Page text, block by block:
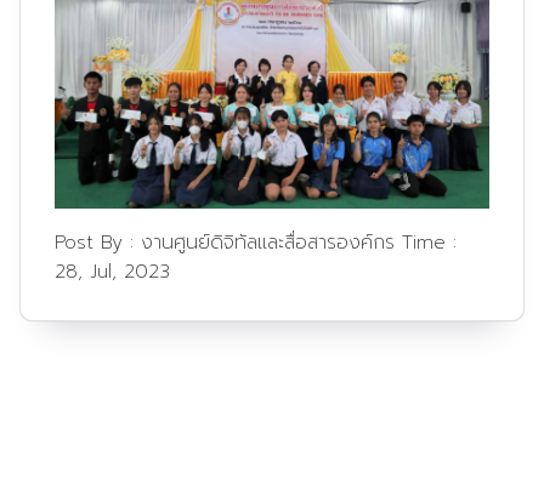
Post By : งานศูนย์ดิจิทัลและสื่อสารองค์กร Time :
28, Jul, 2023